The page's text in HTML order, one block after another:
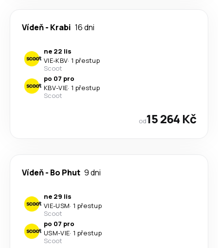
Vídeň- Krabi 16 dni
ne 22 lis
VIE-KBV· 1 přestup
Scoot
po 07 pro
KBV-VIE· 1 přestup
Scoot
od15 264 Kč
Vídeň- Bo Phut 9 dni
ne 29 lis
VIE-USM· 1 přestup
Scoot
po 07 pro
USM-VIE· 1 přestup
Scoot